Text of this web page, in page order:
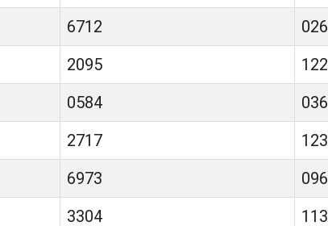
6712
026
2095
122
0584
036
2717
123
6973
096
3304 113